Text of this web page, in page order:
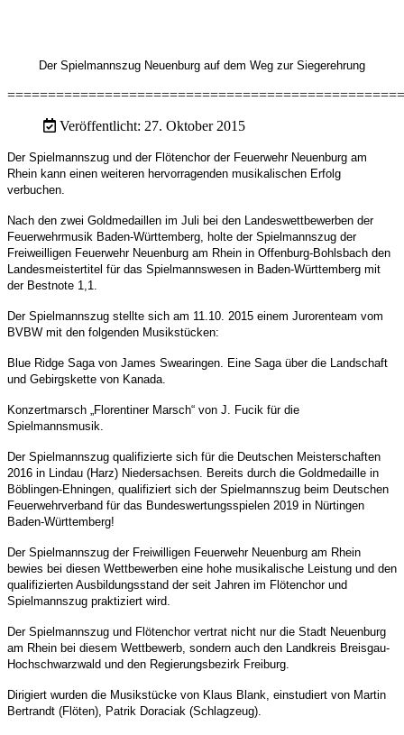
Der Spielmannszug Neuenburg auf dem Weg zur Siegerehrung
Veröffentlicht: 27. Oktober 2015
Der Spielmannszug und der Flötenchor der Feuerwehr Neuenburg am
Rhein kann einen weiteren hervorragenden musikalischen Erfolg
verbuchen.
Nach den zwei Goldmedaillen im Juli bei den Landeswettbewerben der
Feuerwehrmusik Baden-Württemberg, holte der Spielmannszug der
Freiweilligen Feuerwehr Neuenburg am Rhein in Offenburg-Bohlsbach den
Landesmeistertitel für das Spielmannswesen in Baden-Württemberg mit
der Bestnote 1,1.
Der Spielmannszug stellte sich am 11.10. 2015 einem Jurorenteam vom
BVBW mit den folgenden Musikstücken:
Blue Ridge Saga von James Swearingen. Eine Saga über die Landschaft
und Gebirgskette von Kanada.
Konzertmarsch „Florentiner Marsch“ von J. Fucik für die
Spielmannsmusik.
Der Spielmannszug qualifizierte sich für die Deutschen Meisterschaften
2016 in Lindau (Harz) Niedersachsen. Bereits durch die Goldmedaille in
Böblingen-Ehningen, qualifiziert sich der Spielmannszug beim Deutschen
Feuerwehrverband für das Bundeswertungsspielen 2019 in Nürtingen
Baden-Württemberg!
Der Spielmannszug der Freiwilligen Feuerwehr Neuenburg am Rhein
bewies bei diesen Wettbewerben eine hohe musikalische Leistung und den
qualifizierten Ausbildungsstand der seit Jahren im Flötenchor und
Spielmannszug praktiziert wird.
Der Spielmannszug und Flötenchor vertrat nicht nur die Stadt Neuenburg
am Rhein bei diesem Wettbewerb, sondern auch den Landkreis Breisgau-
Hochschwarzwald und den Regierungsbezirk Freiburg.
Dirigiert wurden die Musikstücke von Klaus Blank, einstudiert von Martin
Bertrandt (Flöten), Patrik Doraciak (Schlagzeug).